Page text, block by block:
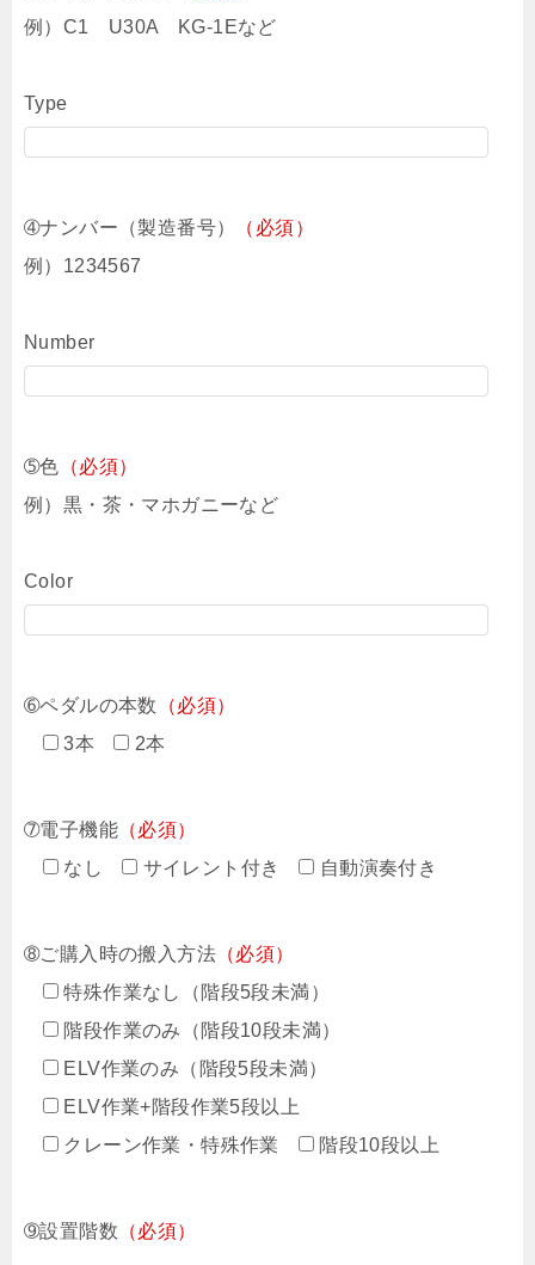
例）C1 U30A KG-1Eなど
Type
➃ナンバー（製造番号）
（必須）
例）1234567
Number
➄色 （必須）
例）黒・茶・マホガニーなど
Color
➅ペダルの本数
（必須）
3本
2本
➆電子機能 （必須）
なし
サイレント付き 自動演奏付き
➇ご購入時の搬入方法 （必須）
特殊作業なし（階段5段未満）
階段作業のみ（階段10段未満）
ELV作業のみ（階段5段未満）
ELV作業+階段作業5段以上
クレーン作業・特殊作業
階段10段以上
➈設置階数 （必須）